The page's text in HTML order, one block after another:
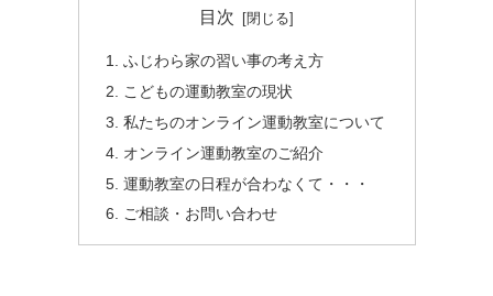
目次
ふじわら家の習い事の考え方
こどもの運動教室の現状
私たちのオンライン運動教室について
オンライン運動教室のご紹介
運動教室の日程が合わなくて・・・
ご相談・お問い合わせ